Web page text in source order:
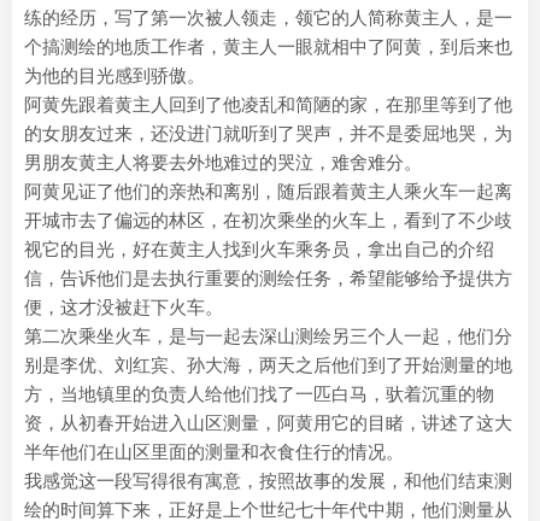
练的经历，写了第一次被人领走，领它的人简称黄主人，是一
个搞测绘的地质工作者，黄主人一眼就相中了阿黄，到后来也
为他的目光感到骄傲。
阿黄先跟着黄主人回到了他凌乱和简陋的家，在那里等到了他
的女朋友过来，还没进门就听到了哭声，并不是委屈地哭，为
男朋友黄主人将要去外地难过的哭泣，难舍难分。
阿黄见证了他们的亲热和离别，随后跟着黄主人乘火车一起离
开城市去了偏远的林区，在初次乘坐的火车上，看到了不少歧
视它的目光，好在黄主人找到火车乘务员，拿出自己的介绍
信，告诉他们是去执行重要的测绘任务，希望能够给予提供方
便，这才没被赶下火车。
第二次乘坐火车，是与一起去深山测绘另三个人一起，他们分
别是李优、刘红宾、孙大海，两天之后他们到了开始测量的地
方，当地镇里的负责人给他们找了一匹白马，驮着沉重的物
资，从初春开始进入山区测量，阿黄用它的目睹，讲述了这大
半年他们在山区里面的测量和衣食住行的情况。
我感觉这一段写得很有寓意，按照故事的发展，和他们结束测
绘的时间算下来，正好是上个世纪七十年代中期，他们测量从